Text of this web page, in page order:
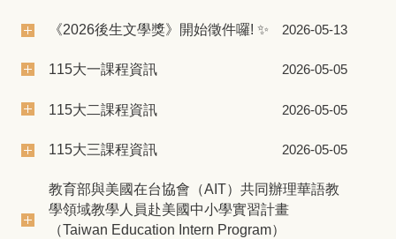
《2026後生文學獎》開始徵件囉! ✨ 2026-05-13
115大一課程資訊 2026-05-05
115大二課程資訊 2026-05-05
115大三課程資訊 2026-05-05
教育部與美國在台協會（AIT）共同辦理華語教
學領域教學人員赴美國中小學實習計畫
（Taiwan Education Intern Program）